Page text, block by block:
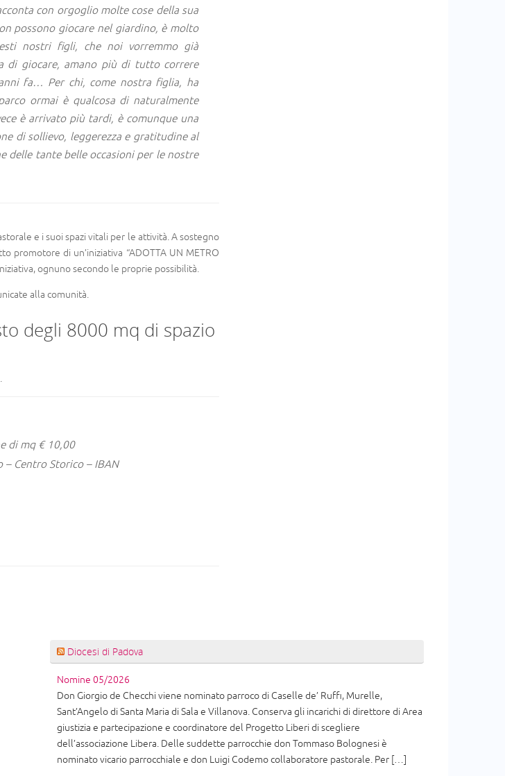
con orgoglio molte cose della sua
possono giocare nel giardino, è molto
nostri figli, che noi vorremmo già
di giocare, amano più di tutto correre
fa… Per chi, come nostra figlia, ha
ormai è qualcosa di naturalmente
è arrivato più tardi, è comunque una
di sollievo, leggerezza e gratitudine al
delle tante belle occasioni per le nostre
e i suoi spazi vitali per le attività. A sostegno
di un’iniziativa “ADOTTA UN METRO
ognuno secondo le proprie possibilità.
alla comunità.
degli 8000 mq di spazio
di mq € 10,00
– Centro Storico – IBAN
Diocesi di Padova
Nomine 05/2026
Don Giorgio de Checchi viene nominato parroco di Caselle de’ Ruffi, Murelle,
Sant’Angelo di Santa Maria di Sala e Villanova. Conserva gli incarichi di direttore di Area
giustizia e partecipazione e coordinatore del Progetto Liberi di scegliere
dell’associazione Libera. Delle suddette parrocchie don Tommaso Bolognesi è
nominato vicario parrocchiale e don Luigi Codemo collaboratore pastorale. Per […]